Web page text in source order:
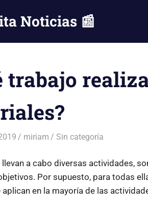
Noticias 📰
trabajo
miriam Sin categoría
llevan a cabo diversas actividades,
Por supuesto, para todas
aplican en la mayoría de las